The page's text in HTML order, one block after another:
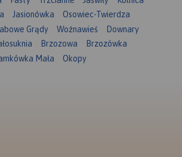
Jasionówka
Osowiec-Twierdza
Grądy Woźnawieś
Downary
Brzozowa
Brzozówka
Mała Okopy